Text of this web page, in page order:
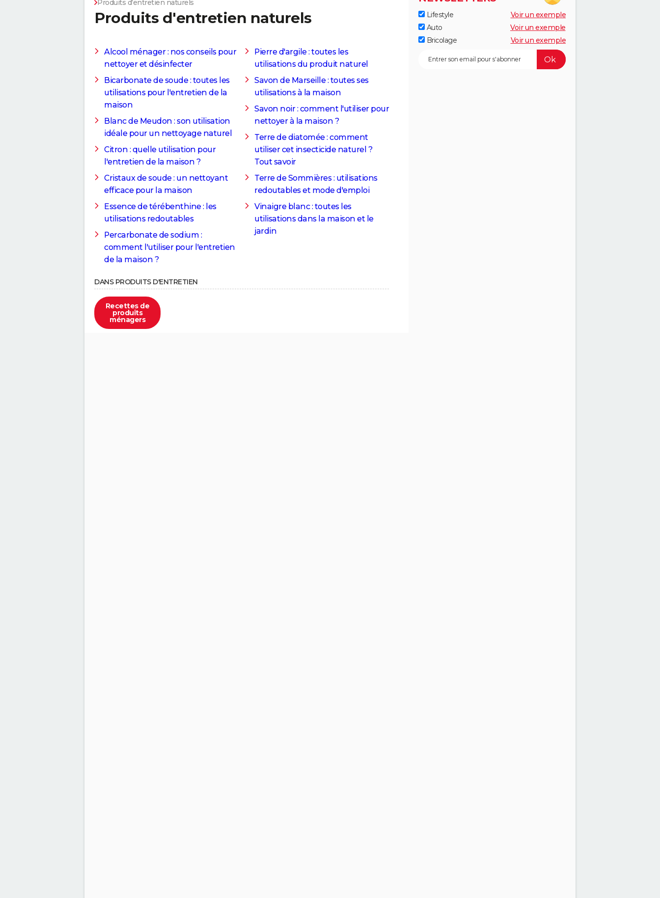
Produits d'entretien naturels
Produits d'entretien naturels
Alcool ménager : nos conseils pour
nettoyer et désinfecter
Bicarbonate de soude : toutes les
utilisations pour l'entretien de la
maison
Blanc de Meudon : son utilisation
idéale pour un nettoyage naturel
Citron : quelle utilisation pour
l'entretien de la maison ?
Cristaux de soude : un nettoyant
efficace pour la maison
Essence de térébenthine : les
utilisations redoutables
Percarbonate de sodium :
comment l'utiliser pour l'entretien
de la maison ?
Pierre d'argile : toutes les
utilisations du produit naturel
Savon de Marseille : toutes ses
utilisations à la maison
Savon noir : comment l'utiliser pour
nettoyer à la maison ?
Terre de diatomée : comment
utiliser cet insecticide naturel ?
Tout savoir
Terre de Sommières : utilisations
redoutables et mode d'emploi
Vinaigre blanc : toutes les
utilisations dans la maison et le
jardin
DANS PRODUITS D'ENTRETIEN
Recettes de
produits
ménagers
Lifestyle
Voir un exemple
Auto
Voir un exemple
Bricolage
Voir un exemple